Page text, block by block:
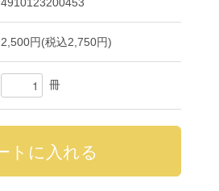
2,500円(税込2,750円)
冊